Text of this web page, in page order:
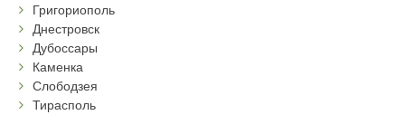
Григориополь
Днестровск
Дубоссары
Каменка
Слободзея
Тирасполь